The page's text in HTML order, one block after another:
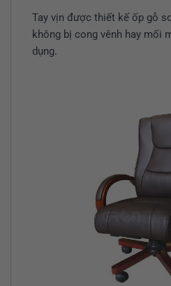
Tay vịn được thiết kế ốp gỗ
không bị cong vênh hay mối
dụng.